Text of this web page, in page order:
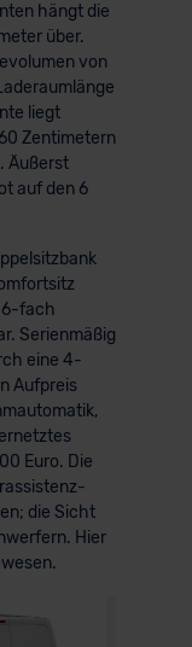
hängt die
über.
von
liegt
Zentimetern
Äußerst
auf den 6
6-fach
Serienmäßig
eine 4-
Aufpreis
Euro. Die
die Sicht
Hier